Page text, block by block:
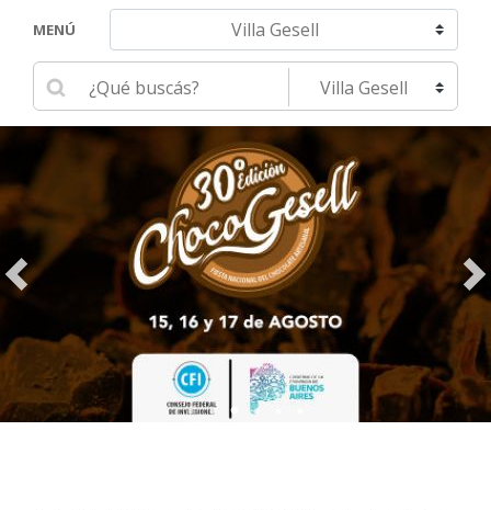
MENÚ Navegar hacia otra localidad
Ingrese su búsqueda Seleccione una localidad